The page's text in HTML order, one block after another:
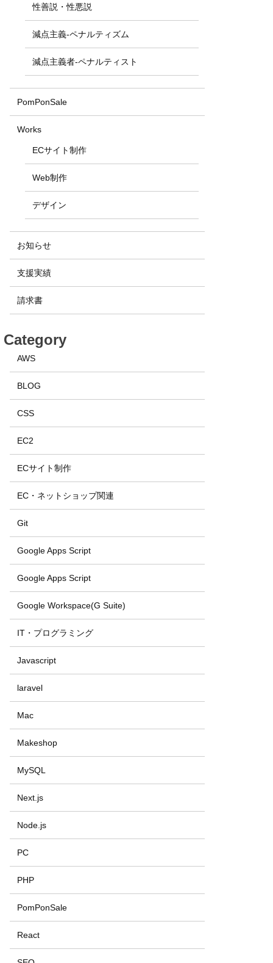
性善説・性悪説
減点主義-ペナルティズム
減点主義者-ペナルティスト
PomPonSale
Works
ECサイト制作
Web制作
デザイン
お知らせ
支援実績
請求書
Category
AWS
BLOG
CSS
EC2
ECサイト制作
EC・ネットショップ関連
Git
Google Apps Script
Google Apps Script
Google Workspace(G Suite)
IT・プログラミング
Javascript
laravel
Mac
Makeshop
MySQL
Next.js
Node.js
PC
PHP
PomPonSale
React